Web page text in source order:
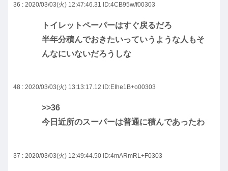
36 : 2020/03/03(火) 12:47:46.31 ID:4CB95w/f00303
トイレットペーパーはすぐ戻るだろ
半年分積んでおきたいっていうような人もそ
んなにいないだろうしな
48 : 2020/03/03(火) 13:13:17.12 ID:EIhe1B+o00303
>>36
今日近所のスーパーは普通に積んであったわ
37 : 2020/03/03(火) 12:49:44.50 ID:4mARmRL+F0303